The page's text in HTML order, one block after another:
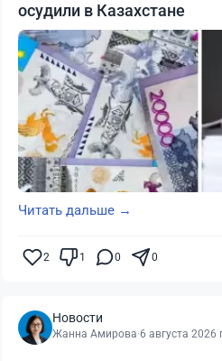
осудили в Казахстане
Читать дальше →
2 1 0 0
Новости
Жанна Амирова·6 августа 2026